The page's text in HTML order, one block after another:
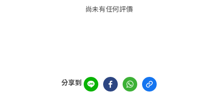
尚未有任何評價
分享到